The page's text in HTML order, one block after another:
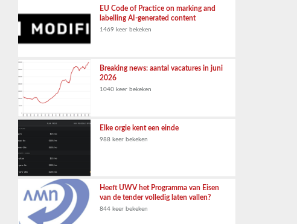
EU Code of Practice on marking and
labelling AI-generated content
1469 keer bekeken
Breaking news: aantal vacatures in juni
2026
1040 keer bekeken
Elke orgie kent een einde
988 keer bekeken
Heeft UWV het Programma van Eisen
van de tender volledig laten vallen?
844 keer bekeken